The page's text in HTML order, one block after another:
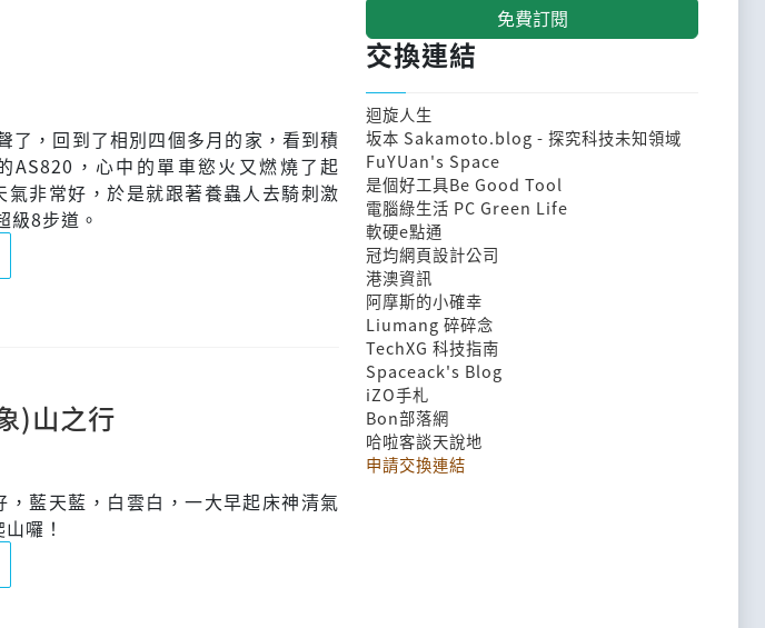
了，回到了相別四個多月的家，看到積
AS820，心中的單車慾火又燃燒了起
氣非常好，於是就跟著養蟲人去騎刺激
級8步道。
)山之行
，藍天藍，白雲白，一大早起床神清氣
囉！
免費訂閱
交換連結
迴旋人生
坂本 Sakamoto.blog - 探究科技未知領域
FuYUan's Space
是個好工具Be Good Tool
電腦綠生活 PC Green Life
軟硬e點通
冠均網頁設計公司
港澳資訊
阿摩斯的小確幸
Liumang 碎碎念
TechXG 科技指南
Spaceack's Blog
iZO手札
Bon部落網
哈啦客談天說地
申請交換連結